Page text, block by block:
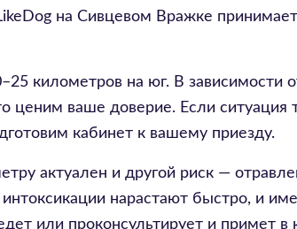
на Сивцевом Вражке
километров на юг. В зависимости
ценим ваше доверие. Если
кабинет к вашему приезду.
актуален и другой риск —
нарастают быстро, и
или проконсультирует и примет в